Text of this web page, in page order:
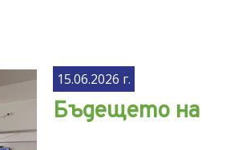
15.06.2026 г.
Бъдещето на